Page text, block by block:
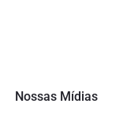
Nossas Mídias